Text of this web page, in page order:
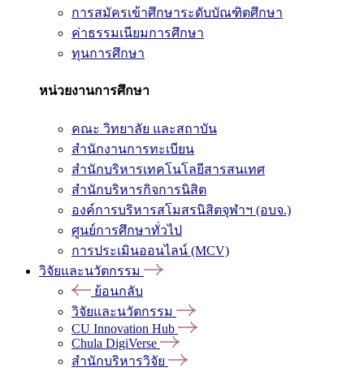
การสมัครเข้าศึกษาระดับบัณฑิตศึกษา
ค่าธรรมเนียมการศึกษา
ทุนการศึกษา
หน่วยงานการศึกษา
คณะ วิทยาลัย และสถาบัน
สำนักงานการทะเบียน
สำนักบริหารเทคโนโลยีสารสนเทศ
สำนักบริหารกิจการนิสิต
องค์การบริหารสโมสรนิสิตจุฬาฯ (อบจ.)
ศูนย์การศึกษาทั่วไป
การประเมินออนไลน์ (MCV)
วิจัยและนวัตกรรม
ย้อนกลับ
วิจัยและนวัตกรรม
CU Innovation Hub
Chula DigiVerse
สำนักบริหารวิจัย